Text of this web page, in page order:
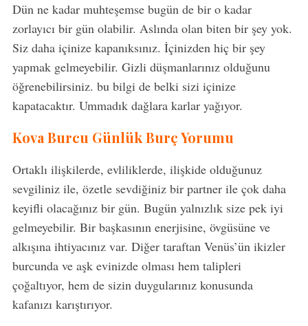
Dün ne kadar muhteşemse bugün de bir o kadar
zorlayıcı bir gün olabilir. Aslında olan biten bir şey yok.
Siz daha içinize kapanıksınız. İçinizden hiç bir şey
yapmak gelmeyebilir. Gizli düşmanlarınız olduğunu
öğrenebilirsiniz. bu bilgi de belki sizi içinize
kapatacaktır. Ummadık dağlara karlar yağıyor.
Kova Burcu Günlük Burç Yorumu
Ortaklı ilişkilerde, evliliklerde, ilişkide olduğunuz
sevgiliniz ile, özetle sevdiğiniz bir partner ile çok daha
keyifli olacağınız bir gün. Bugün yalnızlık size pek iyi
gelmeyebilir. Bir başkasının enerjisine, övgüsüne ve
alkışına ihtiyacınız var. Diğer taraftan Venüs’ün ikizler
burcunda ve aşk evinizde olması hem talipleri
çoğaltıyor, hem de sizin duygularınız konusunda
kafanızı karıştırıyor.
r
: